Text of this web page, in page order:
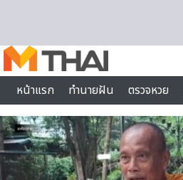
หน้าแรก
ทำนายฝัน ตรวจหวย
ไลฟ์สไตล์